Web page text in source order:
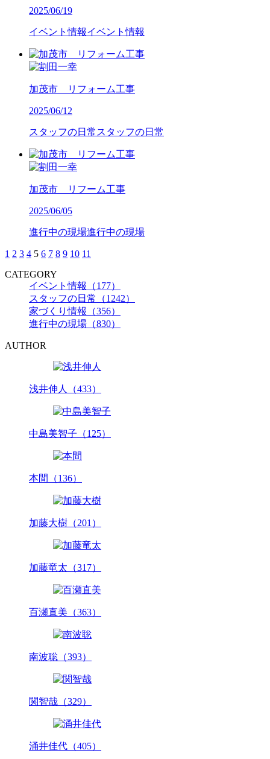
2025/06/19
イベント情報イベント情報
加茂市 リフォーム工事
2025/06/12
スタッフの日常 スタッフの日常
加茂市 リフーム工事
2025/06/05
進行中の現場進行中の現場
1 2 3 4 5 6 7 8 9 10 11
CATEGORY
イベント情報（177）
スタッフの日常（1242）
家づくり情報（356）
進行中の現場（830）
AUTHOR
浅井伸人（433）
中島美智子（125）
本間（136）
加藤大樹（201）
加藤竜太（317）
百瀬直美（363）
南波聡（393）
関智哉（329）
涌井佳代（405）